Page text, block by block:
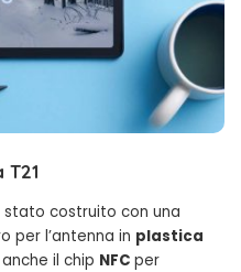
stato costruito con una
per l’antenna in plastica
il chip NFC per